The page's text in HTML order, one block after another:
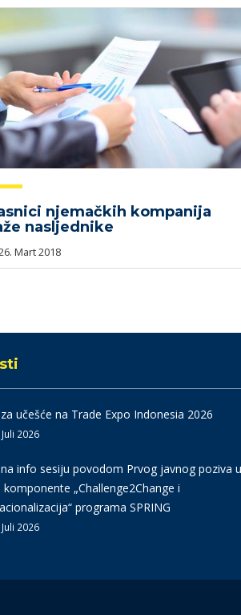
njemačkih kompanija
nasljednike
Mart 2018
učešće na Trade Expo Indonesia 2026
2026
info sesiju povodom Prvog javnog poziva u
komponente „Challenge2Change i
programa SPRING
2026